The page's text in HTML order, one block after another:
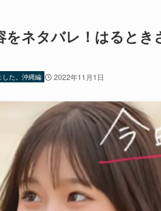
をネタバレ！はると
た。沖縄編 2022年11月1日